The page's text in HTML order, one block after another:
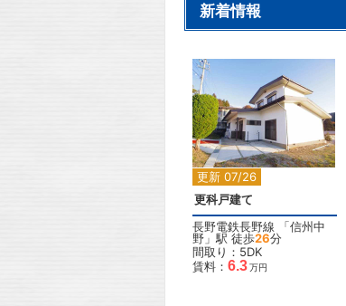
新着情報
更新 07/26
更科戸建て
長野電鉄長野線 「信州中
野 」駅 徒歩26分
間取り：5DK
賃料： 6.3万円